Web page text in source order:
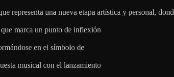
representa una nueva etapa artística y personal,
marca un punto de inflexión
en el símbolo de
musical con el lanzamiento